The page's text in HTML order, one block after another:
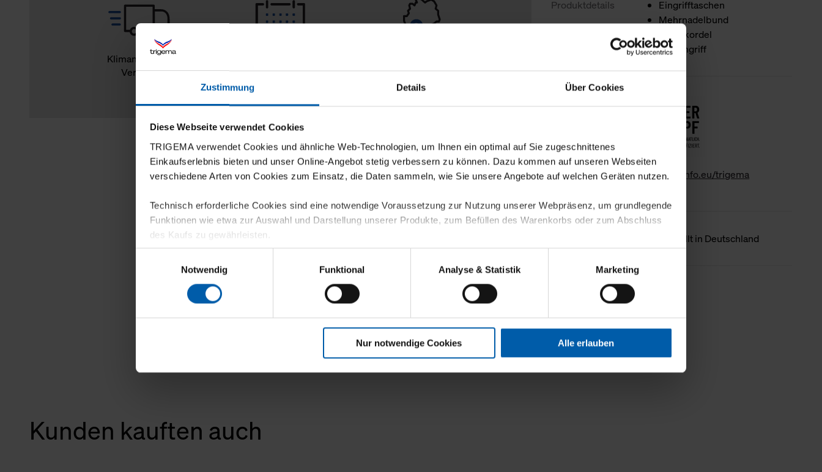
Zustimmung Details Über Cookies
Diese Webseite verwendet Cookies
TRIGEMA verwendet Cookies und ähnliche Web-Technologien, um Ihnen ein optimal auf Sie zugeschnittenes
Einkaufserlebnis bieten und unser Online-Angebot stetig verbessern zu können. Dazu kommen auf unseren Webseiten
verschiedene Arten von Cookies zum Einsatz, die Daten sammeln, wie Sie unsere Angebote auf welchen Geräten nutzen.
Technisch erforderliche Cookies sind eine notwendige Voraussetzung zur Nutzung unserer Webpräsenz, um grundlegende
Funktionen wie etwa zur Auswahl und Darstellung unserer Produkte, zum Befüllen des Warenkorbs oder zum Abschluss
des Kaufs zu gewährleisten.
Für die Darstellung personalisierter Angebote, Anzeigen und Inhalte aufgrund Ihres Nutzerverhaltens und Ihres Profils
sowie für Marketing-, Statistik- und Tracking-Zwecke zur Analyse und Optimierung unserer Webpräsenz speichern wir
personenbezogene Informationen. Diese übermitteln wir in anonymisierter Form an Dritte wie etwa unsere
Klicken Sie auf "Alle erlauben", damit wir alle Cookies und Web-Technologien für Ihr personalisiertes Einkaufserlebnis
verwenden dürfen. Über die jeweiligen Schaltflächen können Sie die Arten der Cookies selbst festlegen, die Sie erlauben
Verwendungszweck. Bei „Über Cookies“ können Sie allgemeine Informationen über Cookies einsehen. Über den
Menüpunkt „Datenschutzeinstellungen“ können Sie jederzeit Ihre Einwilligungserklärung anpassen. Ihre Einwilligung ist
Notwendig
Funktional Analyse & Statistik Marketing
Nur notwendige Cookies Alle erlauben
Klimaneutraler
Versand
Rückgaberecht
Burladingen
Produktdetails
Eingrifftaschen
Mehrnadelbund
Strickkordel
Mit Eingriff
Nachhaltigkeit
www.gk-info.eu/trigema
Hergestellt in Deutschland
Weniger Details
Kunden kauften auch